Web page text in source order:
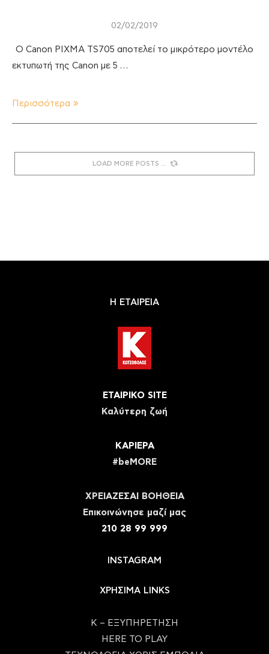
02/02/2019
Ο Canon PIXMA TS705 αποτελεί το μικρότερο μοντέλο
εκτυπωτή της Canon με 5 …
Περισσότερα
LOAD MORE POSTS
Η ΕΤΑΙΡΕΙΑ
ΕΤΑΙΡΙΚΟ SITE
Καλύτερη ζωή
ΚΑΡΙΕΡΑ
#beMORE
ΧΡΕΙΑΖΕΣΑΙ ΒΟΗΘΕΙΑ
Eπικοινώνησε μαζί μας
210 28 99 999
INSTAGRAM
ΧΡΗΣΙΜΑ LINKS
Κ – ΕΞΥΠΗΡΕΤΗΣΗ
HERE TO PLAY